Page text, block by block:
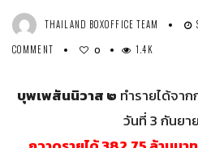
THAILAND BOXOFFICE TEAM
COMMENT
0 1.4K
บุพเพสันนิวาส ๒ ทำรายได้จา
วันที่ 3 กันยา